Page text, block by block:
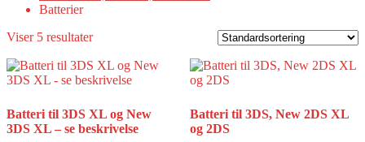
Batterier
Viser 5 resultater
Batteri til 3DS XL og New
3DS XL – se beskrivelse
Batteri til 3DS, New 2DS XL
og 2DS